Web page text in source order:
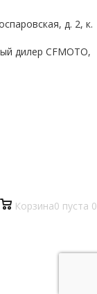
д. 2, к.
дилер CFMOTO,
Корзина0 пуста 0